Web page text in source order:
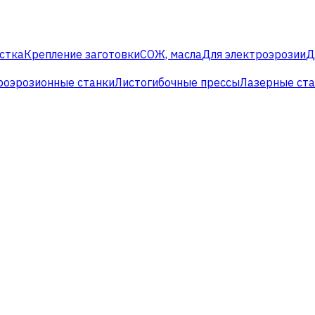
Крепление заготовкиСОЖ, маслаДля электроэрозии
станкиЛистогибочные прессыЛазерные